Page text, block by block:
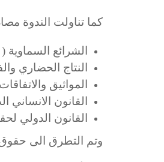
كما تناولت الندوة
الشرائع السماوية )
النتاج الحضاري
المواثيق
القانون الانساني
القانون الدولي
وتم التطرق الى